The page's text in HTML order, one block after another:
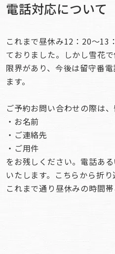
電話対応について
これまで昼休み12：20～13
ておりました。しかし雪花
限界があり、今後は留守番
ます。
ご予約お問い合わせの際は、
・お名前
・ご連絡先
・ご用件
をお残しください。電話あ
いたします。こちらから折
これまで通り昼休みの時間帯